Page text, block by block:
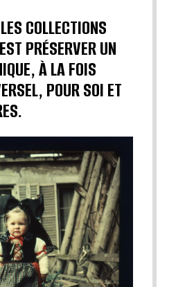
COLLECTIONS
PRÉSERVER UN
À LA FOIS
POUR SOI ET